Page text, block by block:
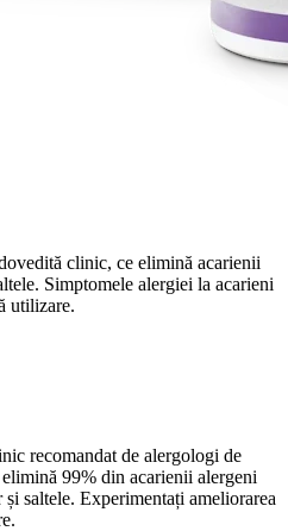
clinic, ce elimină acarienii
Simptomele alergiei la acarieni
utilizare.
recomandat de alergologi de
99% din acarienii alergeni
saltele. Experimentați ameliorarea